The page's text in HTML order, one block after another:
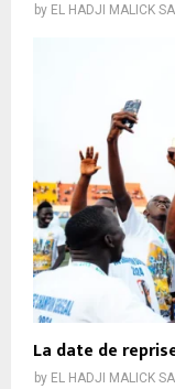
by EL HADJI MALICK
La date de
by EL HADJI MALICK